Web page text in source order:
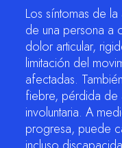
Los síntomas de
de una persona a
dolor articular,
limitación del
afectadas.
fiebre, pérdida
involuntaria. A
progresa, puede